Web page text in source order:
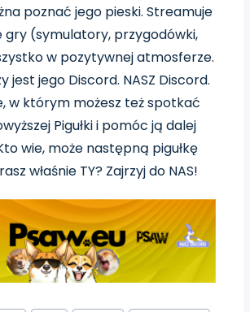
poznać jego pieski. Streamuje
gry (symulatory, przygodówki,
w pozytywnej atmosferze.
jest jego Discord. NASZ Discord.
w którym możesz też spotkać
Pigułki i pomóc ją dalej
wie, może następną pigułkę
właśnie TY? Zajrzyj do NAS!